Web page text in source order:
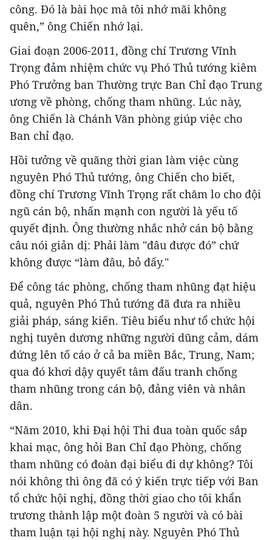
công. Đó là bài học mà tôi nhớ mãi không
quên,” ông Chiến nhớ lại.
Giai đoạn 2006-2011, đồng chí Trương Vĩnh
Trọng đảm nhiệm chức vụ Phó Thủ tướng kiêm
Phó Trưởng ban Thường trực Ban Chỉ đạo Trung
ương về phòng, chống tham nhũng. Lúc này,
ông Chiến là Chánh Văn phòng giúp việc cho
Ban chỉ đạo.
Hồi tưởng về quãng thời gian làm việc cùng
nguyên Phó Thủ tướng, ông Chiến cho biết,
đồng chí Trương Vĩnh Trọng rất chăm lo cho đội
ngũ cán bộ, nhấn mạnh con người là yếu tố
quyết định. Ông thường nhắc nhở cán bộ bằng
câu nói giản dị: Phải làm "đâu được đó” chứ
không được “làm đâu, bỏ đấy."
Để công tác phòng, chống tham nhũng đạt hiệu
quả, nguyên Phó Thủ tướng đã đưa ra nhiều
giải pháp, sáng kiến. Tiêu biểu như tổ chức hội
nghị tuyên dương những người dũng cảm, dám
đứng lên tố cáo ở cả ba miền Bắc, Trung, Nam;
qua đó khơi dậy quyết tâm đấu tranh chống
tham nhũng trong cán bộ, đảng viên và nhân
dân.
“Năm 2010, khi Đại hội Thi đua toàn quốc sắp
khai mạc, ông hỏi Ban Chỉ đạo Phòng, chống
tham nhũng có đoàn đại biểu đi dự không? Tôi
nói không thì ông đã có ý kiến trực tiếp với Ban
tổ chức hội nghị, đồng thời giao cho tôi khẩn
trương thành lập một đoàn 5 người và có bài
tham luận tại hội nghị này. Nguyên Phó Thủ